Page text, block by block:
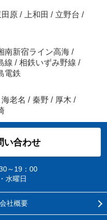
田原 / 上和田 / 立野台 /
南新宿ライン高海 /
線 / 相鉄いずみ野線 /
電鉄
海老名 / 秦野 / 厚木 /
い合わせ
～19：00
水曜日
会社概要